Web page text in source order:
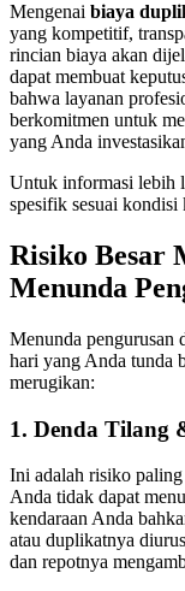
Mengenai biaya
yang kompetitif,
rincian biaya akan
dapat membuat
bahwa layanan
berkomitmen untuk
yang Anda
Untuk informasi lebih
spesifik sesuai kondisi
Risiko Besar
Menunda
Menunda
hari yang Anda tunda
merugikan:
1. Denda Tilang
Ini adalah risiko
Anda tidak dapat
kendaraan Anda
atau duplikatnya
dan repotnya